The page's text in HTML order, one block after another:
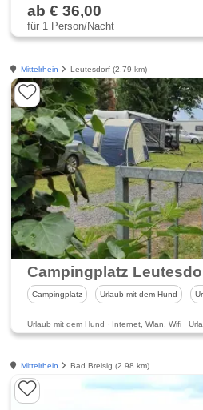
ab € 36,00
für 1 Person/Nacht
Mittelrhein Leutesdorf (2.79 km)
Campingplatz
Campingplatz Urlaub mit dem Hund
Urlaub mit dem Hund · Internet, Wlan, Wifi ·
Mittelrhein Bad Breisig (2.98 km)